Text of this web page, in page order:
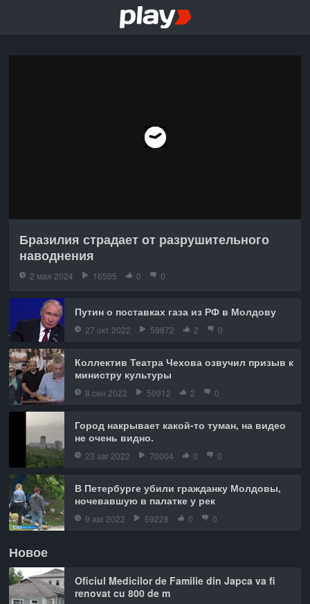
Бразилия страдает от разрушительного
наводнения
2 мая 2024 16505 0 0
Путин о поставках газа из РФ в Молдову
27 окт 2022 59872 2 0
Коллектив Театра Чехова озвучил призыв к
министру культуры
8 сен 2022 50912 2 0
Город накрывает какой-то туман, на видео
не очень видно.
23 авг 2022 70004 0 0
В Петербурге убили гражданку Молдовы,
ночевавшую в палатке у рек
9 авг 2022 59228 0 0
Новое
Oficiul Medicilor de Familie din Japca va fi
renovat cu 800 de m